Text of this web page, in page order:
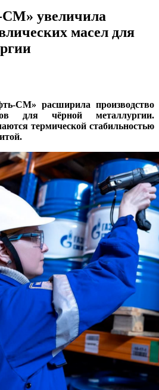
СМ» увеличила
масел для
СМ» расширила производство
для чёрной металлургии.
термической стабильностью